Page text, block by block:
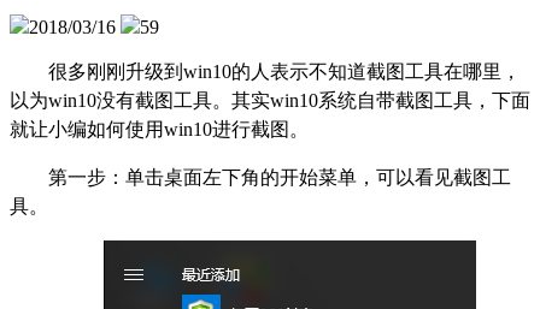
2018/03/16 59
很多刚刚升级到win10的人表示不知道截图工具在哪里，
以为win10没有截图工具。其实win10系统自带截图工具，下面
就让小编如何使用win10进行截图。
第一步：单击桌面左下角的开始菜单，可以看见截图工
具。